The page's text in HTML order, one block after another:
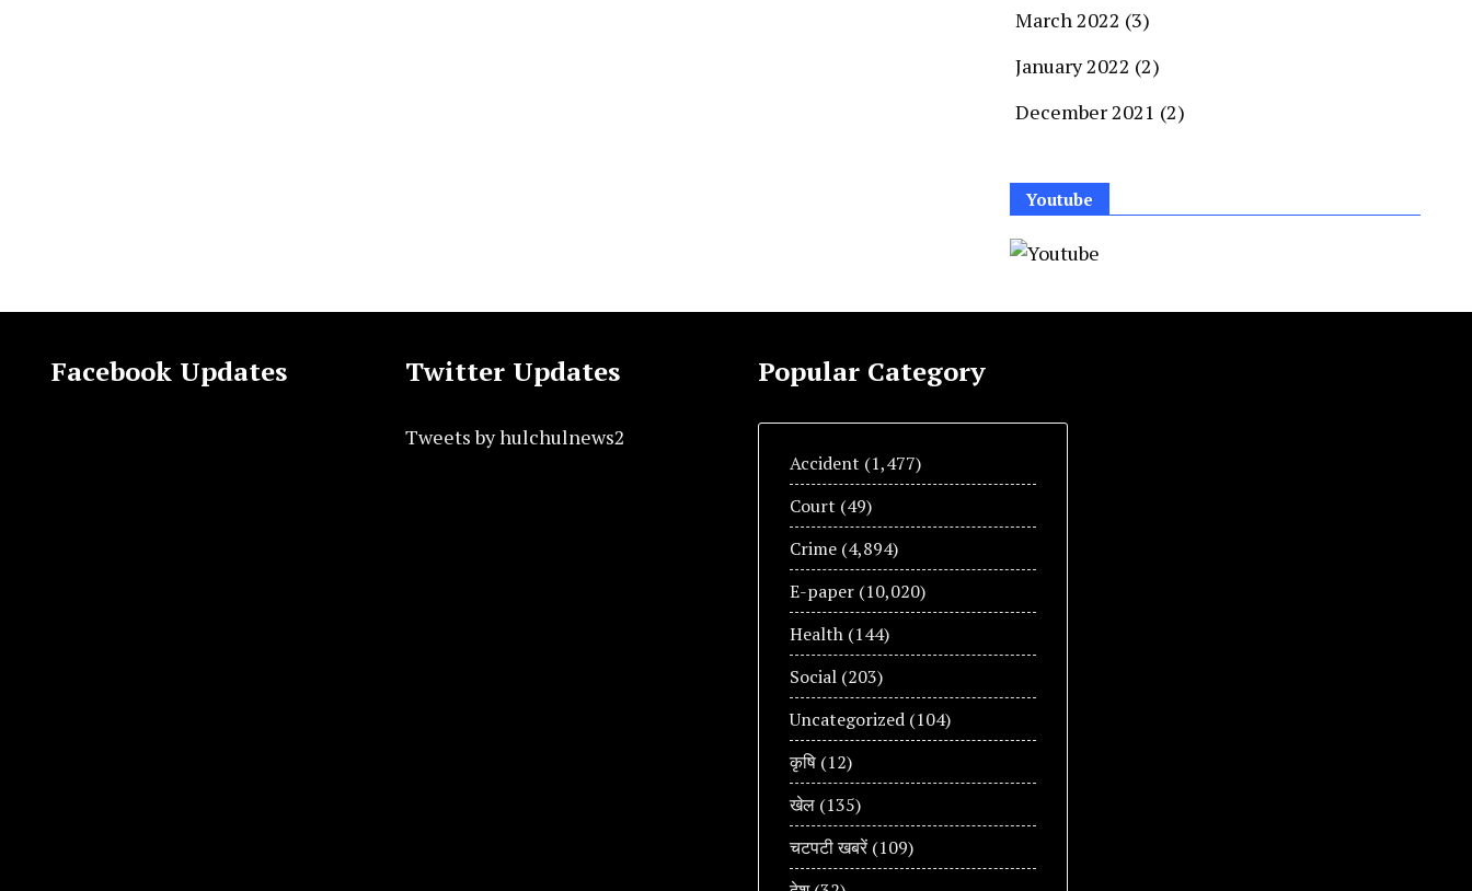
March 2022 (3)
January 2022 (2)
December 2021 (2)
Youtube
Facebook Updates Twitter Updates
Tweets by hulchulnews2
Popular Category
Accident (1,477)
Court (49)
Crime (4,894)
E-paper (10,020)
Health (144)
Social (203)
Uncategorized (104)
कृषि (12)
खेल (135)
चटपटी खबरें(109)